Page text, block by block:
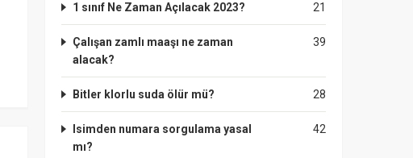
21
1 sınıf Ne Zaman Açılacak 2023?
39
Çalışan zamlı maaşı ne zaman
alacak?
28
Bitler klorlu suda ölür mü?
42
Isimden numara sorgulama yasal
mı?